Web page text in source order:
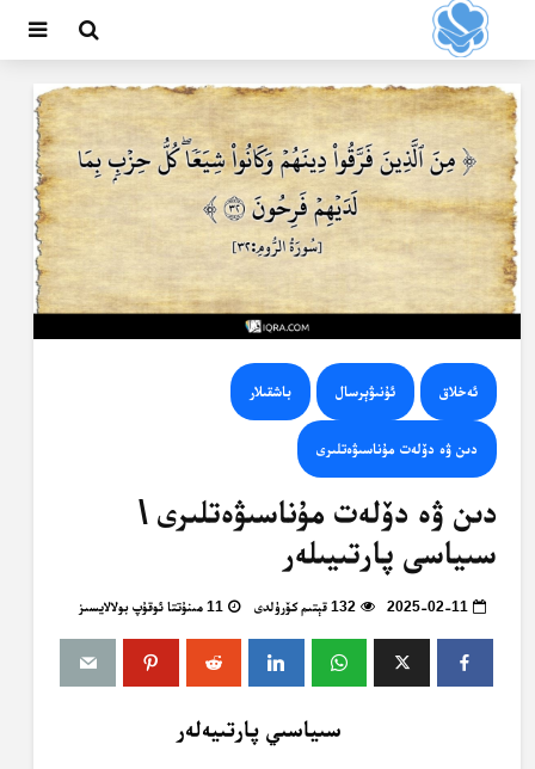
ئەخلاق ئۇنىۋېرسال باشقىلار
دىن ۋە دۆلەت مۇناسىۋەتلىرى
دىن ۋە دۆلەت مۇناسىۋەتلىرى \
سىياسى پارتىيىلەر
2025-02-11 132 قېتىم كۆرۈلدى 11 مىنۇتتا ئوقۇپ بولالايسىز
سىياسىي پارتىيەلەر